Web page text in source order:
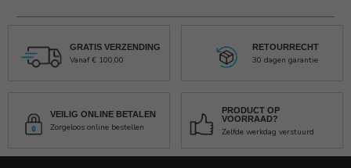
GRATIS VERZENDING
Vanaf € 100,00
RETOURRECHT
30 dagen garantie
VEILIG ONLINE BETALEN
Zorgeloos online bestellen
PRODUCT OP
VOORRAAD?
Zelfde werkdag verstuurd